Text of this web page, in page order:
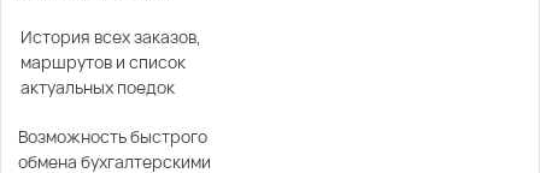
История всех заказов,
маршрутов и список
актуальных поедок
Возможность быстрого
обмена бухгалтерскими